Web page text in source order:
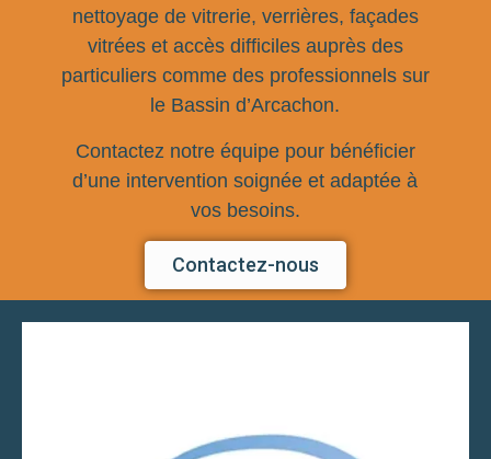
nettoyage de vitrerie, verrières, façades
vitrées et accès difficiles auprès des
particuliers comme des professionnels sur
le Bassin d’Arcachon.
Contactez notre équipe pour bénéficier
d’une intervention soignée et adaptée à
vos besoins.
Contactez-nous